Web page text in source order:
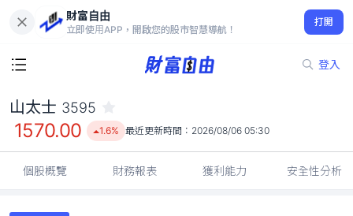
財富自由
立即使用APP，開啟您的股市智慧導航！
打開
登入
1570.00
1.6%
山太士 3595
1570.00 1.6% 最近更新時間： 2026/08/06 05:30
個股概覽 財務報表 獲利能力 安全性分析